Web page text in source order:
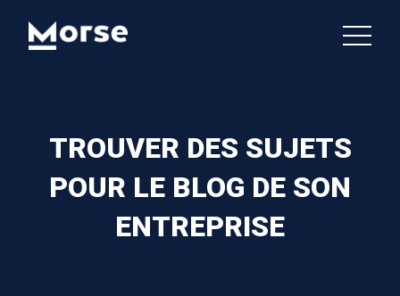
TROUVER DES SUJETS
POUR LE BLOG DE SON
ENTREPRISE